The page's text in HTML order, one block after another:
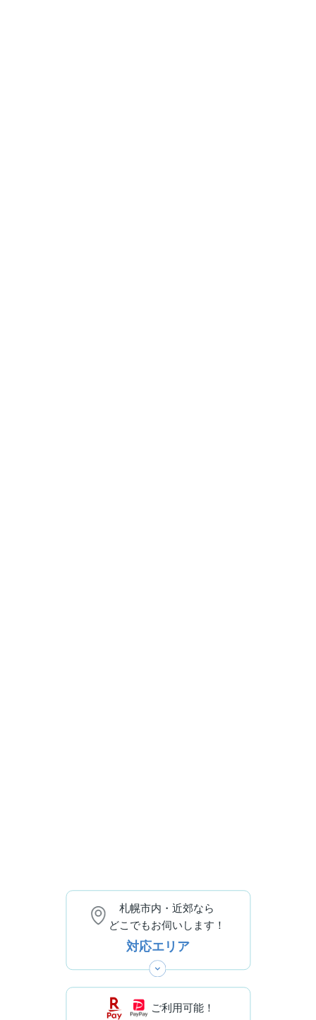
札幌市内・近郊なら
どこでもお伺いします！
対応エリア
ご利用可能！